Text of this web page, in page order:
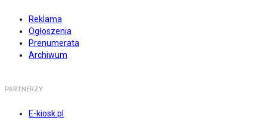
Reklama
Ogłoszenia
Prenumerata
Archiwum
PARTNERZY
E-kiosk.pl